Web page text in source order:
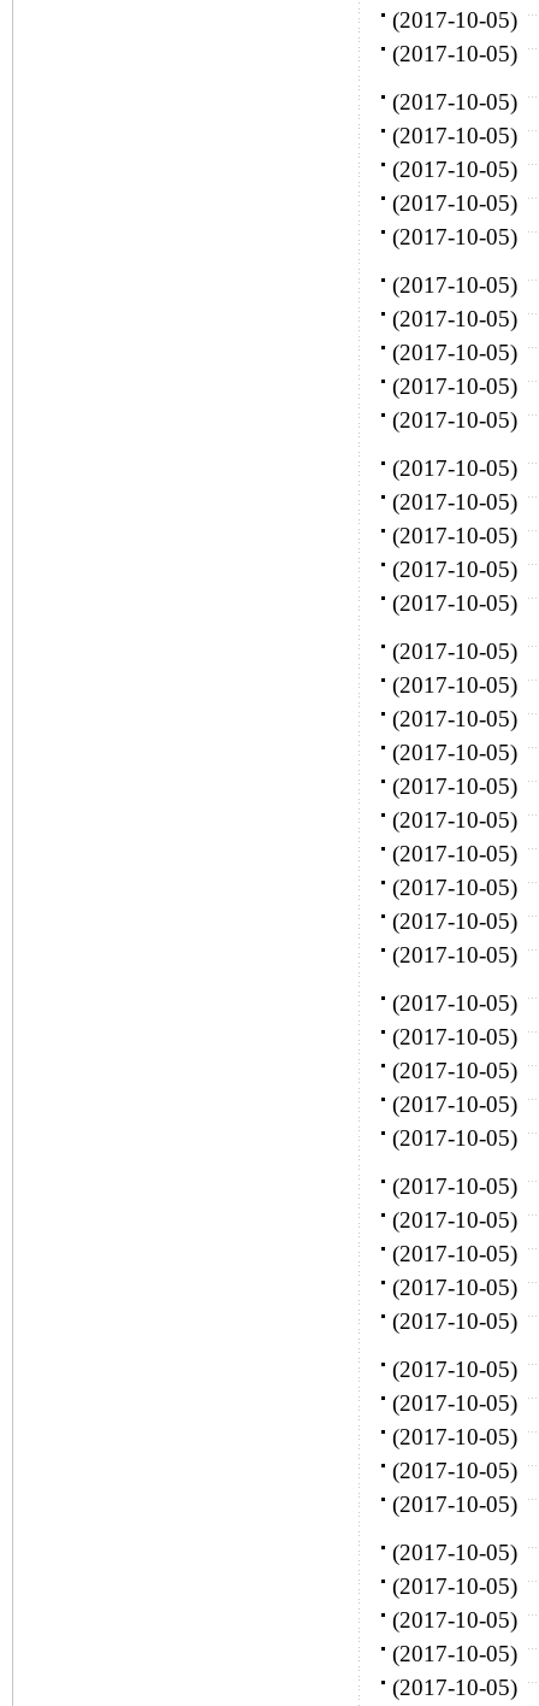
(2017-10-05)
(2017-10-05)
(2017-10-05)
(2017-10-05)
(2017-10-05)
(2017-10-05)
(2017-10-05)
(2017-10-05)
(2017-10-05)
(2017-10-05)
(2017-10-05)
(2017-10-05)
(2017-10-05)
(2017-10-05)
(2017-10-05)
(2017-10-05)
(2017-10-05)
(2017-10-05)
(2017-10-05)
(2017-10-05)
(2017-10-05)
(2017-10-05)
(2017-10-05)
(2017-10-05)
(2017-10-05)
(2017-10-05)
(2017-10-05)
(2017-10-05)
(2017-10-05)
(2017-10-05)
(2017-10-05)
(2017-10-05)
(2017-10-05)
(2017-10-05)
(2017-10-05)
(2017-10-05)
(2017-10-05)
(2017-10-05)
(2017-10-05)
(2017-10-05)
(2017-10-05)
(2017-10-05)
(2017-10-05)
(2017-10-05)
(2017-10-05)
(2017-10-05)
(2017-10-05)